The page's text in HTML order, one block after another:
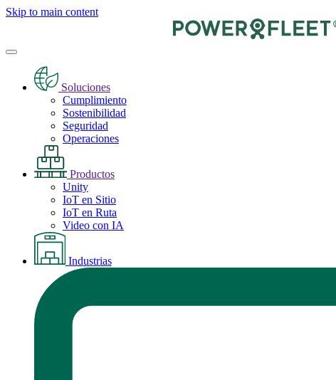
Skip to main content
Soluciones
Cumplimiento
Sostenibilidad
Seguridad
Operaciones
Productos
Unity
IoT en Sitio
IoT en Ruta
Video con IA
Industrias